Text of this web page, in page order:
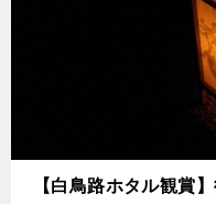
【白鳥路ホタル観賞